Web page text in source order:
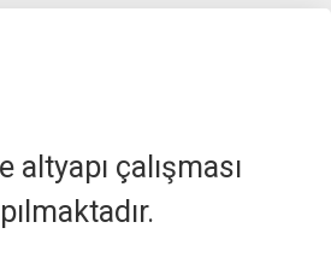
altyapı çalışması